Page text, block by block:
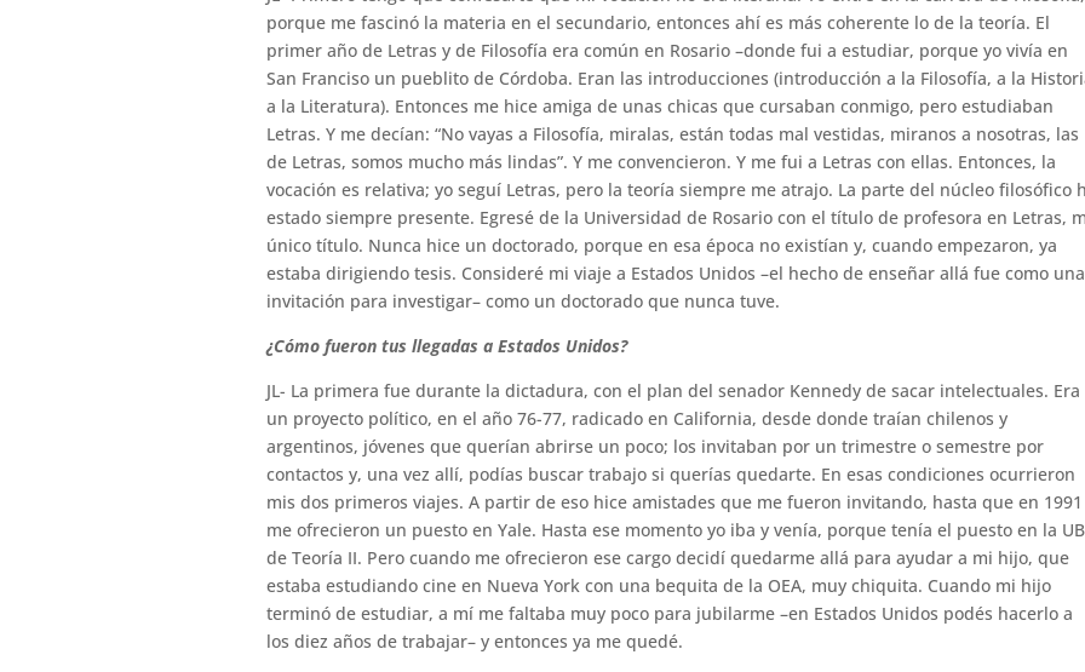
porque me fascinó la materia en el secundario, entonces ahí es más coherente lo de la teoría. El
primer año de Letras y de Filosofía era común en Rosario –donde fui a estudiar, porque yo vivía en
San Franciso un pueblito de Córdoba. Eran las introducciones (introducción a la Filosofía, a la
a la Literatura). Entonces me hice amiga de unas chicas que cursaban conmigo, pero estudiaban
Letras. Y me decían: “No vayas a Filosofía, miralas, están todas mal vestidas, miranos a nosotras, las
de Letras, somos mucho más lindas”. Y me convencieron. Y me fui a Letras con ellas. Entonces, la
vocación es relativa; yo seguí Letras, pero la teoría siempre me atrajo. La parte del núcleo filosófico
estado siempre presente. Egresé de la Universidad de Rosario con el título de profesora en Letras,
único título. Nunca hice un doctorado, porque en esa época no existían y, cuando empezaron, ya
estaba dirigiendo tesis. Consideré mi viaje a Estados Unidos –el hecho de enseñar allá fue como una
invitación para investigar– como un doctorado que nunca tuve.
¿Cómo fueron tus llegadas a Estados Unidos?
JL- La primera fue durante la dictadura, con el plan del senador Kennedy de sacar intelectuales. Era
un proyecto político, en el año 76-77, radicado en California, desde donde traían chilenos y
argentinos, jóvenes que querían abrirse un poco; los invitaban por un trimestre o semestre por
contactos y, una vez allí, podías buscar trabajo si querías quedarte. En esas condiciones ocurrieron
mis dos primeros viajes. A partir de eso hice amistades que me fueron invitando, hasta que en 1991
me ofrecieron un puesto en Yale. Hasta ese momento yo iba y venía, porque tenía el puesto en la
de Teoría II. Pero cuando me ofrecieron ese cargo decidí quedarme allá para ayudar a mi hijo, que
estaba estudiando cine en Nueva York con una bequita de la OEA, muy chiquita. Cuando mi hijo
terminó de estudiar, a mí me faltaba muy poco para jubilarme –en Estados Unidos podés hacerlo a
los diez años de trabajar– y entonces ya me quedé.